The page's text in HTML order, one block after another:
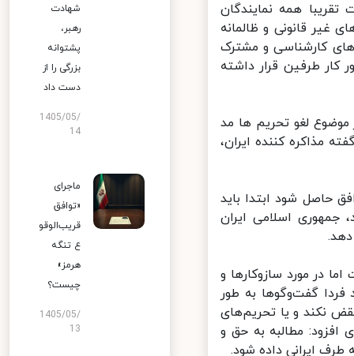
همه نمایندگان
قانونی و ظالمانه
کارشناسی و مشترک
کار طرفین قرار داشته
لغو تحریم ها مد
کننده ایران،
حاصل شود ابتدا باید
اسلامی ایران
مورد سازوکارها و
گفت‌وگوها به طور
نکند و یا تحریم‌های
مطالبه به حق و
ایرانی داده شود.
شهادت
رهبر،
پشتوانه
بزرگی را از
دست داد
1405/05/
14
ماجرای
«توافق
قریب‌الوقو
ع تنگه
هرمز»
چیست؟
1405/05/
13